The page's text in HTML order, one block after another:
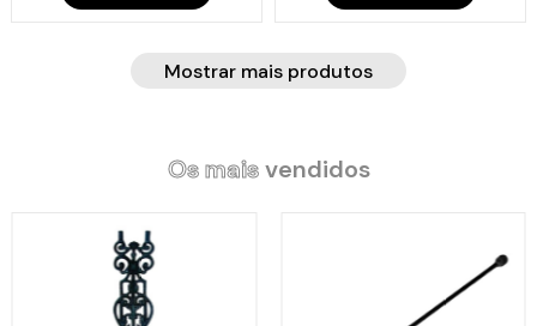
Mostrar mais produtos
Os maisvendidos